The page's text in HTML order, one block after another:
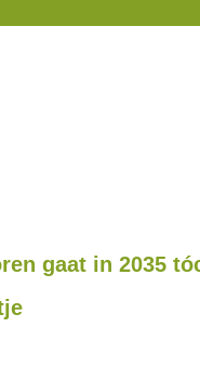
gaat in 2035